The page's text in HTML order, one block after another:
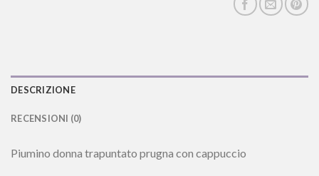
DESCRIZIONE
RECENSIONI (0)
Piumino donna trapuntato prugna con cappuccio